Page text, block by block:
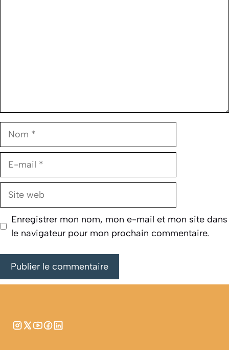
Nom
E-
Site
Enregistrer mon nom, mon e-mail et mon site dans
le navigateur pour mon prochain commentaire.